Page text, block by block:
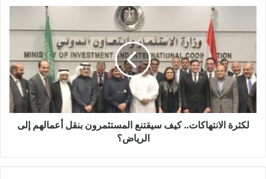
لكثرة الانتهاكات.. كيف سيقتنع المستثمرون بنقل أعمالهم إلى
الرياض؟